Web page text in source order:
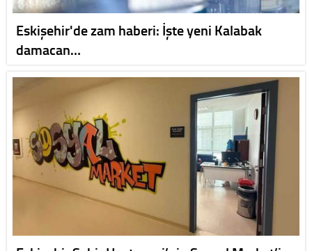
Eskişehir'de zam haberi: İşte yeni Kalabak
damacan…